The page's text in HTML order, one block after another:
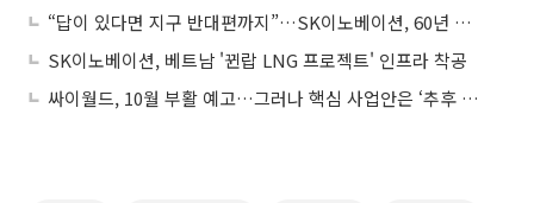
“답이 있다면 지구 반대편까지”…SK이노베이션, 60년 개척 DNA 조명
SK이노베이션, 베트남 '뀐랍 LNG 프로젝트' 인프라 착공
싸이월드, 10월 부활 예고…그러나 핵심 사업안은 ‘추후 공개’